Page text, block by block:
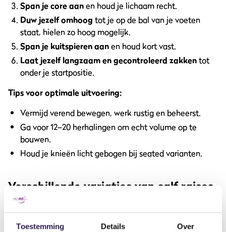
Toestemming Details Over
Span je core aanen houd je lichaam recht.
Duw jezelf omhoog tot je op de bal van je voeten
staat, hielen zo hoog mogelijk.
Span je kuitspieren aanen houd kort vast.
Laat jezelf langzaam en gecontroleerd zakkentot
onder je startpositie.
Tips voor optimale uitvoering:
Vermijd verend bewegen, werk rustig en beheerst.
Ga voor 12–20 herhalingen om echt volume op te
bouwen.
Houd je knieën licht gebogen bij seated varianten.
Verschillende variaties van calf raises
Calf raises kun je op veel manieren uitvoeren. Door te